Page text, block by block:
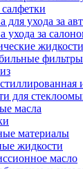
для ухода за
ухода за
жидкости
фильтры
для
масла
материалы
жидкости
масло